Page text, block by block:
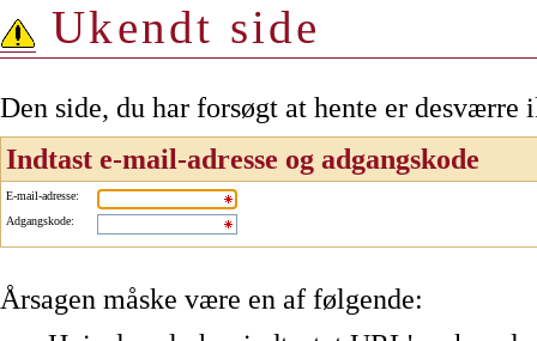
Ukendt side
Den side, du har forsøgt at hente er
Indtast e-mail-adresse og adgangskode
E-mail-adresse:
Adgangskode:
Årsagen måske være en af følgende: